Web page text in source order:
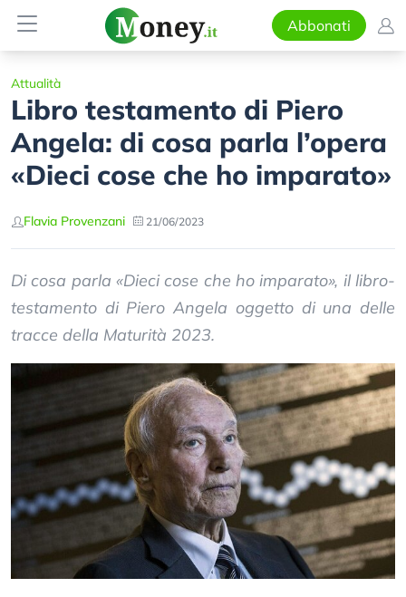
Abbonati
Attualità
Libro testamento di Piero
Angela: di cosa parla l’opera
«Dieci cose che ho imparato»
Flavia Provenzani 21/06/2023
Di cosa parla «Dieci cose che ho imparato», il libro-
testamento di Piero Angela oggetto di una delle
tracce della Maturità 2023.